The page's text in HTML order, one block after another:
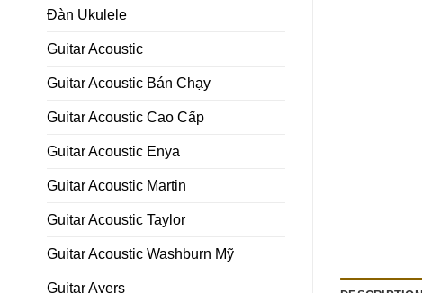
Đàn Ukulele
Guitar Acoustic
Guitar Acoustic Bán Chạy
Guitar Acoustic Cao Cấp
Guitar Acoustic Enya
Guitar Acoustic Martin
Guitar Acoustic Taylor
Guitar Acoustic Washburn Mỹ
Guitar Ayers